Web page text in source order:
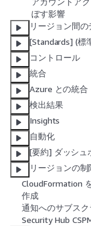
ぼす影響
リージョン間
[Standards] (標
コントロール
統合
Azure との統合
検出結果
Insights
自動化
[要約] ダッシュ
リージョンの制
CloudFormation
作成
通知へのサブス
Security Hub